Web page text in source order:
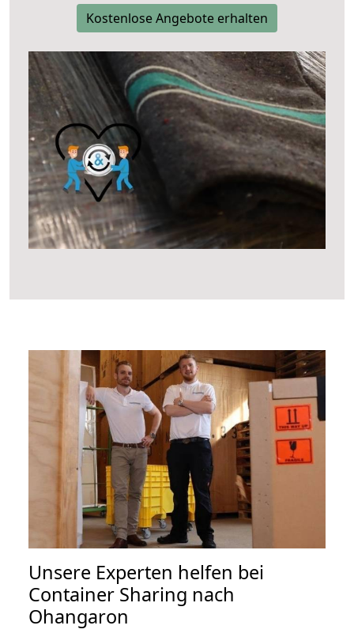
Kostenlose Angebote erhalten
Unsere Experten helfen bei
Container Sharing nach
Ohangaron